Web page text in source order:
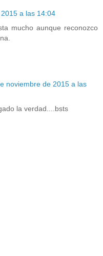
a las 14:04
mucho aunque reconozco
noviembre de 2015 a las
la verdad....bsts